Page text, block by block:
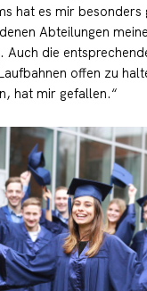
hat es mir
Abteilungen
Auch die
offen zu
hat mir gefallen.“